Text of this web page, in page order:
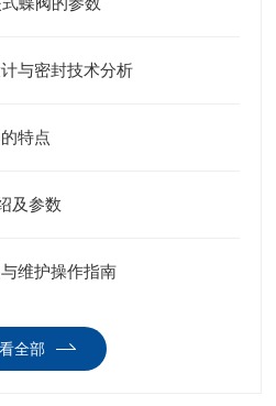
与密封技术分析
特点
及参数
维护操作指南
全部